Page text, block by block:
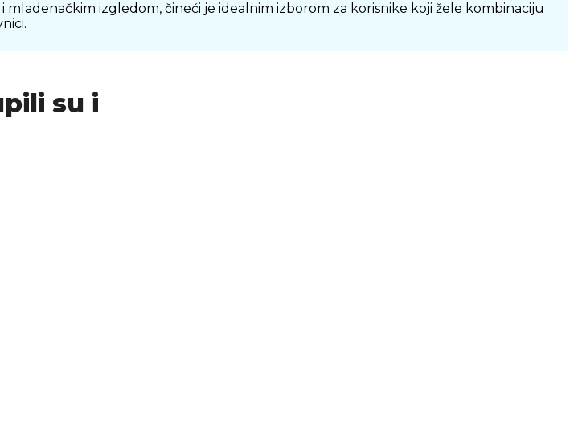
mladenačkim izgledom, čineći je idealnim izborom za korisnike koji žele kombinaciju
su i